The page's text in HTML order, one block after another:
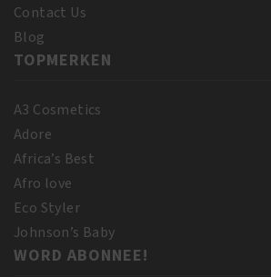
Contact Us
Blog
TOPMERKEN
A3 Cosmetics
Adore
Africa’s Best
Afro love
Eco Styler
Johnson’s Baby
WORD ABONNEE!